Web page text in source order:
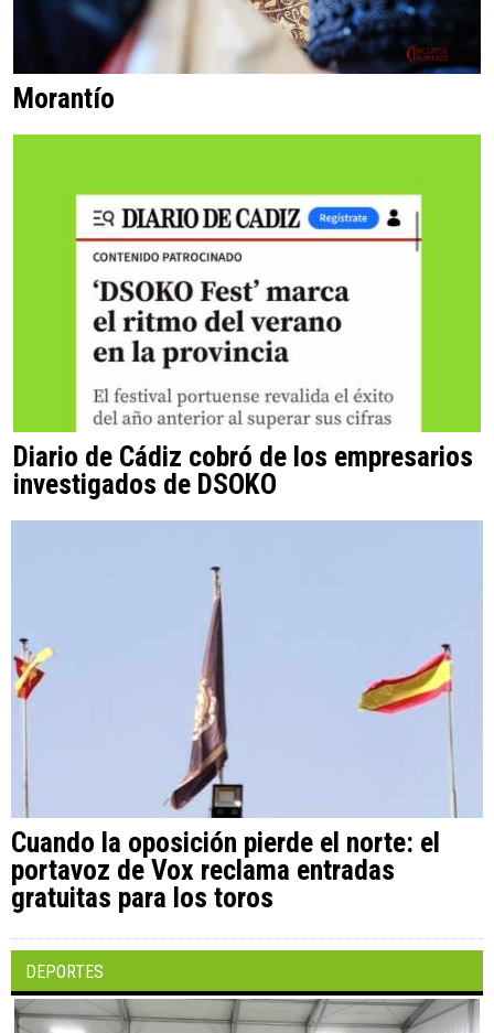
Morantío
Diario de Cádiz cobró de los empresarios
investigados de DSOKO
Cuando la oposición pierde el norte: el
portavoz de Vox reclama entradas
gratuitas para los toros
DEPORTES